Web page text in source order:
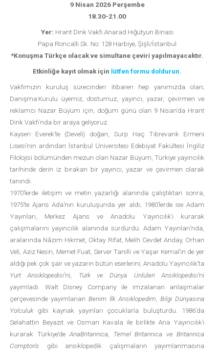
9 Nisan 2026 Perşembe
18.30-21.00
Yer: Hrant Dink Vakfı Anarad Hığutyun Binası
Papa Roncalli Sk. No: 128 Harbiye, Şişli/İstanbul
*Konuşma Türkçe olacak ve simultane çeviri yapılmayacaktır.
Etkinliğe kayıt olmak için lütfen formu doldurun.
Vakfımızın kuruluş sürecinden itibaren hep yanımızda olan;
Danışma Kurulu üyemiz, dostumuz, yayıncı, yazar, çevirmen ve
reklamcı Nazar Büyüm için, doğum günü olan 9 Nisan’da Hrant
Dink Vakfı’nda bir araya geliyoruz.
Kayseri Everek’te (Develi) doğan, Surp Haç Tıbrevank Ermeni
Lisesi’nin ardından İstanbul Üniversitesi Edebiyat Fakültesi İngiliz
Filolojisi bölümünden mezun olan Nazar Büyüm, Türkiye yayıncılık
tarihinde derin iz bırakan bir yayıncı, yazar ve çevirmen olarak
tanındı.
1970’lerde iletişim ve metin yazarlığı alanında çalıştıktan sonra,
1975’te Ajans Ada’nın kuruluşunda yer aldı; 1980’lerde ise Adam
Yayınları, Merkez Ajans ve Anadolu Yayıncılık’ı kurarak
çalışmalarını yayıncılık alanında sürdürdü. Adam Yayınları’nda,
aralarında Nâzım Hikmet, Oktay Rifat, Melih Cevdet Anday, Orhan
Veli, Aziz Nesin, Memet Fuat, Server Tanilli ve Yaşar Kemal’in de yer
aldığı pek çok şair ve yazarın bütün eserlerini, Anadolu Yayıncılık’ta
Yurt Ansiklopedisi’ni, Türk ve Dünya Ünlüleri Ansiklopedisi’ni
yayımladı. Walt Disney Company ile imzalanan anlaşmalar
çerçevesinde yayımlanan Benim İlk Ansiklopedim
Bilgi Dünyasına
Yolculukgibi kaynak yayınları çocuklarla buluşturdu. 1986’da
Selahattin Beyazıt ve Osman Kavala ile birlikte Ana Yayıncılık’ı
kurarak Türkiye’de AnaBritannica, Temel Britannica veBritannica
Compton’s gibi ansiklopedik çalışmaların yayımlanmasına